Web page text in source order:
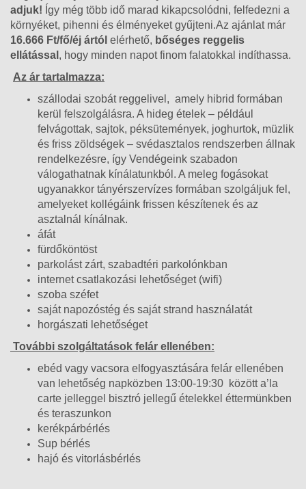
adjuk! Így még több idő marad kikapcsolódni, felfedezni a
környéket, pihenni és élményeket gyűjteni.Az ajánlat már
16.666 Ft/fő/éj ártól elérhető, bőséges reggelis
ellátással , hogy minden napot finom falatokkal indíthassa.
Az ár tartalmazza:
szállodai szobát reggelivel, amely hibrid formában
kerül felszolgálásra. A hideg ételek – például
felvágottak, sajtok, péksütemények, joghurtok, müzlik
és friss zöldségek – svédasztalos rendszerben állnak
rendelkezésre, így Vendégeink szabadon
válogathatnak kínálatunkból. A meleg fogásokat
ugyanakkor tányérszervízes formában szolgáljuk fel,
amelyeket kollégáink frissen készítenek és az
asztalnál kínálnak.
áfát
fürdőköntöst
parkolást zárt, szabadtéri parkolónkban
internet csatlakozási lehetőséget (wifi)
szoba széfet
saját napozóstég és saját strand használatát
horgászati lehetőséget
További szolgáltatások felár ellenében:
ebéd vagy vacsora elfogyasztására felár ellenében
van lehetőség napközben 13:00-19:30 között a’la
carte jelleggel bisztró jellegű ételekkel éttermünkben
és teraszunkon
kerékpárbérlés
Sup bérlés
hajó és vitorlásbérlés